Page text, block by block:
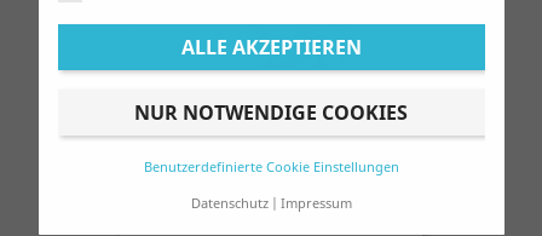
ALLE AKZEPTIEREN
NUR NOTWENDIGE COOKIES
Benutzerdefinierte Cookie Einstellungen
Datenschutz
Impressum